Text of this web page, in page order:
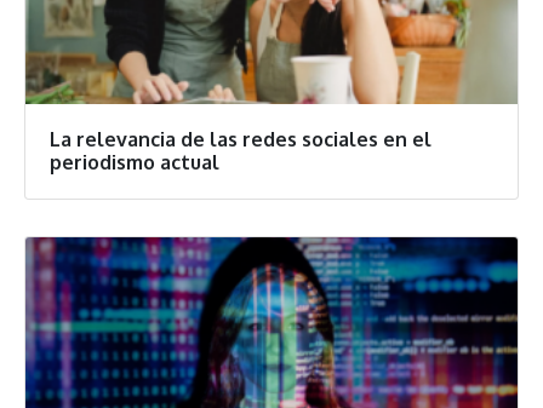
La relevancia de las redes sociales en el
periodismo actual